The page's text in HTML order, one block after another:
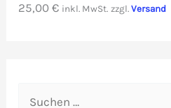
25,00€ inkl. MwSt. zzgl.Versand